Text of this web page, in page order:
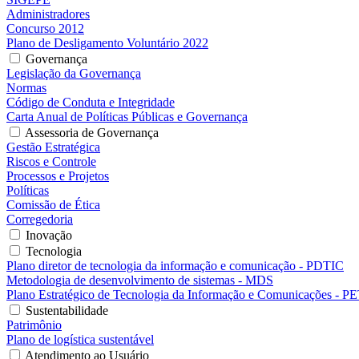
Administradores
Concurso 2012
Plano de Desligamento Voluntário 2022
Governança
Legislação da Governança
Normas
Código de Conduta e Integridade
Carta Anual de Políticas Públicas e Governança
Assessoria de Governança
Gestão Estratégica
Riscos e Controle
Processos e Projetos
Políticas
Comissão de Ética
Corregedoria
Inovação
Tecnologia
Plano diretor de tecnologia da informação e comunicação - PDTIC
Metodologia de desenvolvimento de sistemas - MDS
Plano Estratégico de Tecnologia da Informação e Comunicações -
Sustentabilidade
Patrimônio
Plano de logística sustentável
Atendimento ao Usuário